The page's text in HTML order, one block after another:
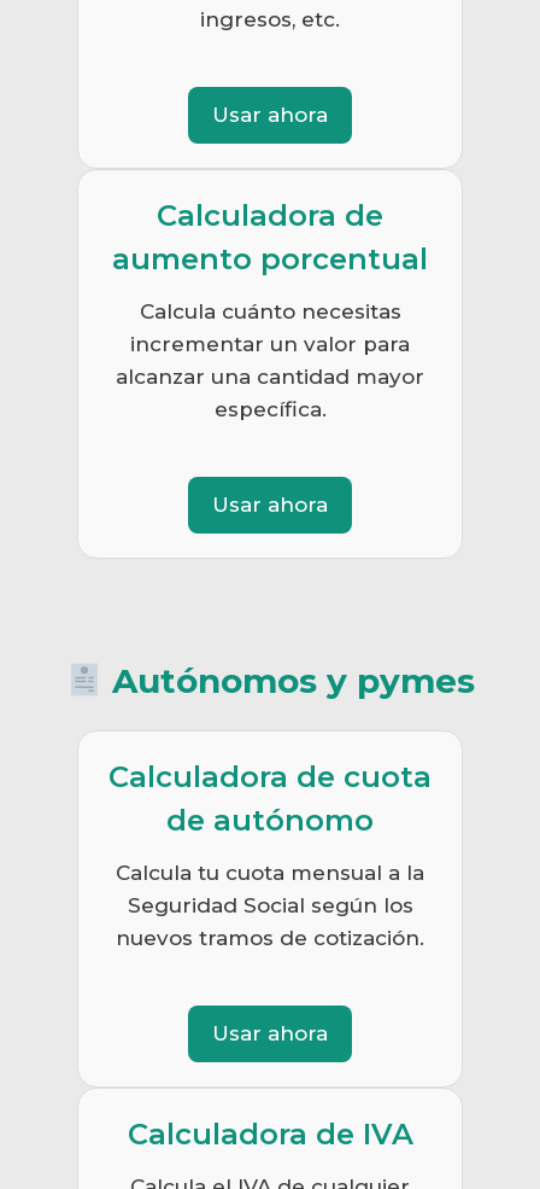
ingresos, etc.
Usar ahora
Calculadora de
aumento porcentual
Calcula cuánto necesitas
incrementar un valor para
alcanzar una cantidad mayor
específica.
Usar ahora
Autónomos y pymes
Calculadora de cuota
de autónomo
Calcula tu cuota mensual a la
Seguridad Social según los
nuevos tramos de cotización.
Usar ahora
Calculadora de IVA